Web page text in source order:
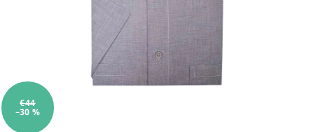
€44
–30 %